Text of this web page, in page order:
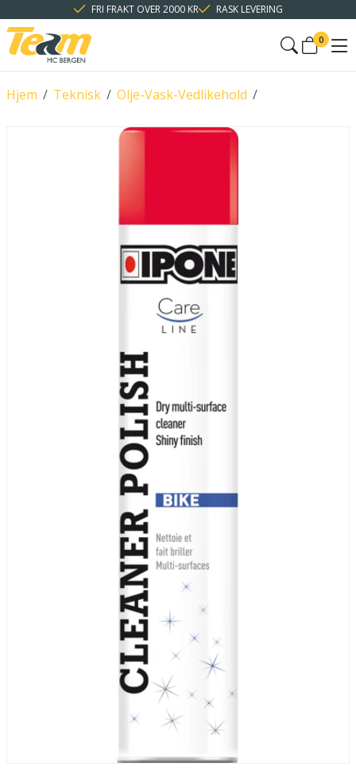
FRI FRAKT OVER 2000 KR RASK LEVERING
0
/
Hjem /
Teknisk /
Olje-Vask-Vedlikehold